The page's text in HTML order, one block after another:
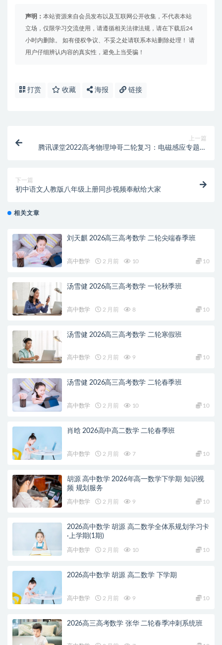
声明： 本站资源来自会员发布以及互联网公开收集，不代表本站
立场，仅限学习交流使用，请遵循相关法律法规，请在下载后24
小时内删除。 如有侵权争议、不妥之处请联系本站删除处理！ 请
用户仔细辨认内容的真实性，避免上当受骗！
打赏 收藏 海报 链接
上一篇
腾讯课堂2022高考物理坤哥二轮复习：电磁感应专题课
下一篇
初中语文人教版八年级上册同步视频奉献给大家
相关文章
刘天麒 2026高三高考数学 二轮尖端春季班
高中数学 2 月前 10 10
汤雪健 2026高三高考数学 一轮秋季班
高中数学 2 月前 8 10
汤雪健 2026高三高考数学 二轮寒假班
高中数学 2 月前 9 10
汤雪健 2026高三高考数学 二轮春季班
高中数学 2 月前 10 10
肖晗 2026高中高二数学 二轮春季班
高中数学 2 月前 7 10
胡源 高中数学 2026年高一数学下学期 知识视
频 规划服务
高中数学 2 月前 9 10
2026高中数学 胡源 高二数学全体系规划学习卡
·上学期(1期)
高中数学 2 月前 10 10
2026高中数学 胡源 高二数学 下学期
高中数学 2 月前 9 10
2026高三高考数学 张华 二轮春季冲刺系统班